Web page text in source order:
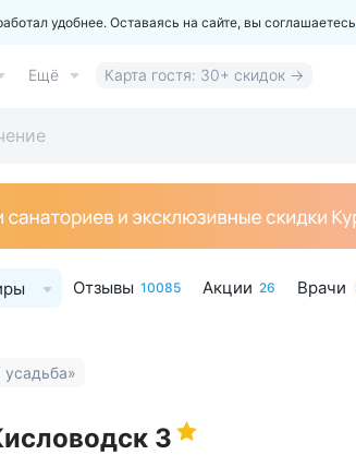
удобнее. Оставаясь на сайте, вы соглашаетесь
Ещё Карта гостя: 30+ скидок →
Отзывы 10085 Акции 26 Врачи
усадьба»
3